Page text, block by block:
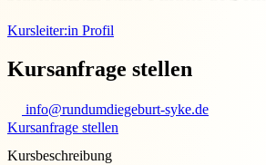
Kursleiter:in Profil
Kursanfrage stellen
info@rundumdiegeburt-syke.de
Kursanfrage stellen
Kursbeschreibung